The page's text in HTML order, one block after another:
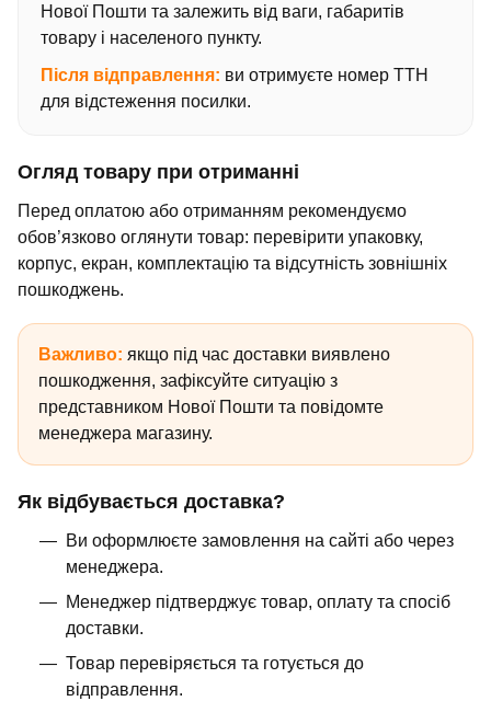
Нової Пошти та залежить від ваги, габаритів
товару і населеного пункту.
Після відправлення: ви отримуєте номер ТТН
для відстеження посилки.
Огляд товару при отриманні
Перед оплатою або отриманням рекомендуємо
обов’язково оглянути товар: перевірити упаковку,
корпус, екран, комплектацію та відсутність зовнішніх
пошкоджень.
Важливо: якщо під час доставки виявлено
пошкодження, зафіксуйте ситуацію з
представником Нової Пошти та повідомте
менеджера магазину.
Як відбувається доставка?
Ви оформлюєте замовлення на сайті або через
менеджера.
Менеджер підтверджує товар, оплату та спосіб
доставки.
Товар перевіряється та готується до
відправлення.